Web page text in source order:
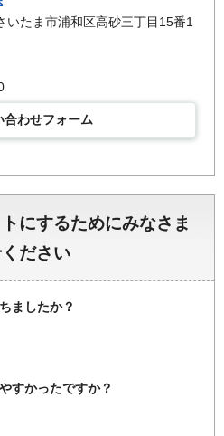
いたま市浦和区高砂三丁目15番1
合わせフォーム
にするためにみなさま
ださい
ましたか？
すかったですか？